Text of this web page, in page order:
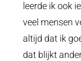
leerde ik ook
veel mensen
altijd dat ik
dat blijkt